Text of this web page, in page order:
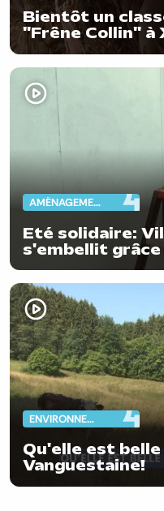
Bientôt un
"Frêne Collin" à
AMÉNAGEMENT DU TERRITOIRE
Eté solidaire:
s'embellit grâce
ENVIRONNEMENT
Qu'elle est
Vanguestaine!